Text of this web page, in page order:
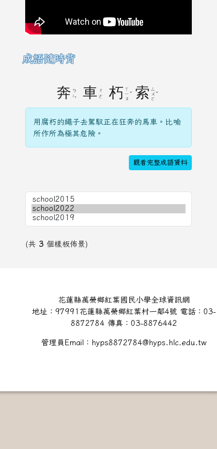
成語隨時背
奔 ㄅ
ㄣ
車 ㄔ
ㄜ
朽 ㄒ
ㄧ
ㄡ
ˇ 索 ㄙ
ㄨ
ㄛ
ˇ
用腐朽的繩子去駕馭正在狂奔的馬車。比喻
所作所為極其危險。
觀看完整成語資料
(共 3 個樣板佈景)
花蓮縣萬榮鄉紅葉國民小學全球資訊網
地址：97991花蓮縣萬榮鄉紅葉村一鄰4號 電話：03-
8872784 傳真：03-8876442
管理員Email：hyps8872784@hyps.hlc.edu.tw